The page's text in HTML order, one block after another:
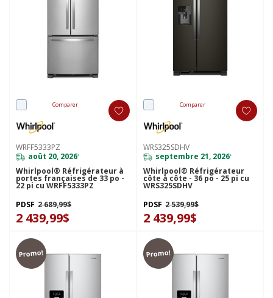
Comparer
WRFF5333PZ
août 20, 2026*
Whirlpool® Réfrigérateur à
portes françaises de 33 po -
22 pi cu WRFF5333PZ
PDSF 2 689,99$
2 439,99$
Comparer
WRS325SDHV
septembre 21, 2026*
Whirlpool® Réfrigérateur
côte à côte - 36 po - 25 pi cu
WRS325SDHV
PDSF 2 539,99$
2 439,99$
Promo! Promo!